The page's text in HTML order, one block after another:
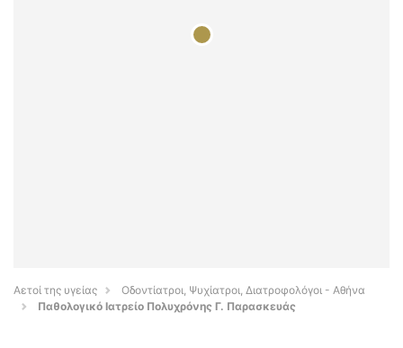
Αετοί της υγείας
Οδοντίατροι, Ψυχίατροι, Διατροφολόγοι - Αθήνα
Παθολογικό Ιατρείο Πολυχρόνης Γ. Παρασκευάς